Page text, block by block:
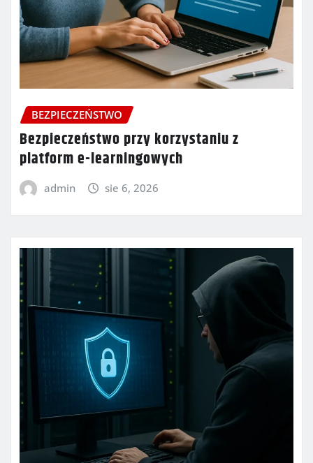
BEZPIECZEŃSTWO
Bezpieczeństwo przy korzystaniu z
platform e-learningowych
admin sie 6, 2026